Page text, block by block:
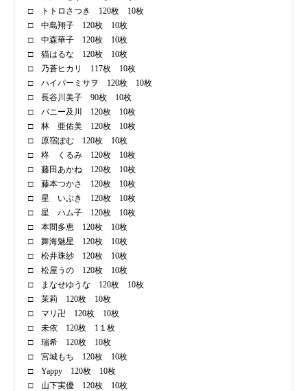
□ トトロさつき 120枚 10枚
□ 中島翔子 120枚 10枚
□ 中森華子 120枚 10枚
□ 猫はるな 120枚 10枚
□ 乃蒼ヒカリ 117枚 10枚
□ ハイパーミサヲ 120枚 10枚
□ 長谷川美子 90枚 10枚
□ バニー及川 120枚 10枚
□ 林 亜佑美 120枚 10枚
□ 原宿ぽむ 120枚 10枚
□ 柊 くるみ 120枚 10枚
□ 藤田あかね 120枚 10枚
□ 藤本つかさ 120枚 10枚
□ 星 いぶき 120枚 10枚
□ 星 ハム子 120枚 10枚
□ 本間多恵 120枚 10枚
□ 舞海魅星 120枚 10枚
□ 松井珠紗 120枚 10枚
□ 松屋うの 120枚 10枚
□ まなせゆうな 120枚 10枚
□ 茉莉 120枚 10枚
□ マリ卍 120枚 10枚
□ 未依 120枚 1１枚
□ 瑞希 120枚 10枚
□ 宮城もち 120枚 10枚
□ Yappy 120枚 10枚
□ 山下実優 120枚 10枚